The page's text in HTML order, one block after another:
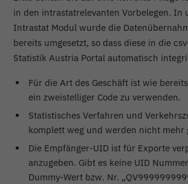
in den intrastatrelevanten Vorbelegen. In
Intrastat Modul wurde die
bereits umgesetzt, so dass diese in die
Statistik Austria Portal automatisch
Für die Art des Geschäft ist wie
ein zweistelliger Code zu verwenden.
Statistisches Verfahren und
komplett weg und werden nicht mehr
Die Empfänger-UID ist für Exporte
anzugeben. Gibt es keine UID
Dummy-Wert bzw. Nr.